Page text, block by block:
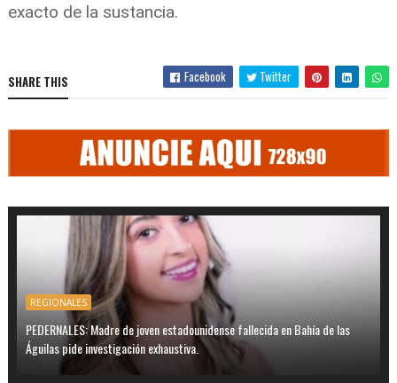
exacto de la sustancia.
SHARE THIS Facebook Twitter
REGIONALES
PEDERNALES: Madre de joven estadounidense fallecida en Bahía de las
Águilas pide investigación exhaustiva.